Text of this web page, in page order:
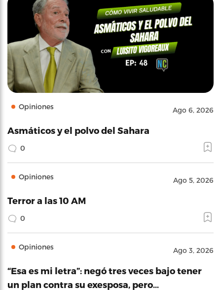
Opiniones Ago 6, 2026
Asmáticos y el polvo del Sahara
0
Opiniones Ago 5, 2026
Terror a las 10 AM
0
Opiniones Ago 3, 2026
“Esa es mi letra”: negó tres veces bajo tener
un plan contra su exesposa, pero…